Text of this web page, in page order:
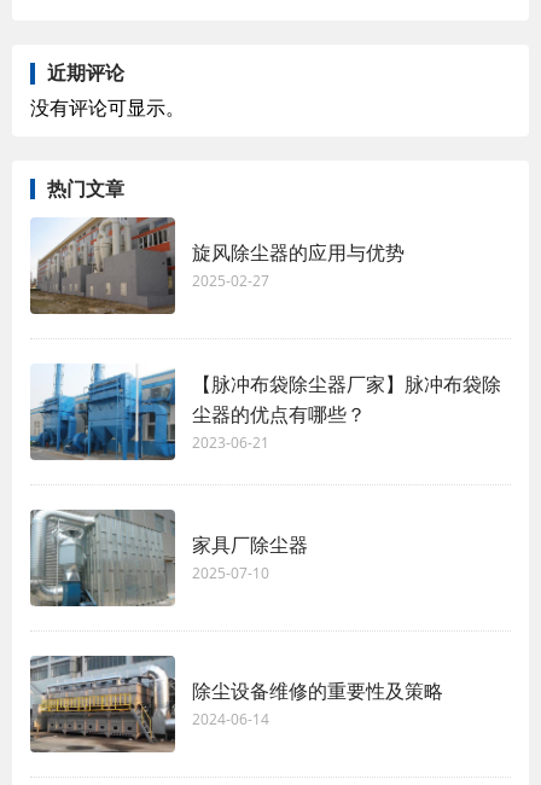
近期评论
没有评论可显示。
热门文章
旋风除尘器的应用与优势
2025-02-27
【脉冲布袋除尘器厂家】脉冲布袋除
尘器的优点有哪些？
2023-06-21
家具厂除尘器
2025-07-10
除尘设备维修的重要性及策略
2024-06-14